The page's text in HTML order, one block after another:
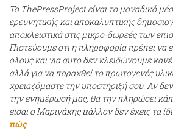
Το ThePressProject είναι το μοναδικό
ερευνητικής και αποκαλυπτικής
αποκλειστικά στις μικρο-δωρεές των
Πιστεύουμε ότι η πληροφορία πρέπει να
όλους και για αυτό δεν κλειδώνουμε
αλλά για να παραχθεί το πρωτογενές
χρειαζόμαστε την υποστήριξή σου. Αν
την ενημέρωσή μας, θα την πληρώσει
είσαι ο Μαρινάκης μάλλον δεν έχεις τα
πώς